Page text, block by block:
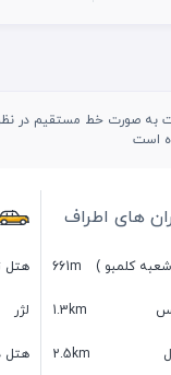
به صورت خط مستقیم در
است
های اطراف
کلمبو ) 661m
1.3km
2.5km
هتل
لژر
هتل